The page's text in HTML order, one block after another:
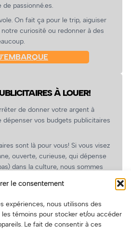
le consentement
expériences, nous utilisons des
témoins pour stocker et/ou accéder
Le fait de consentir à ces
passionné.es.
On fait ça pour le trip, aiguiser
curiosité ou redonner à des
À LOUER!
de donner votre argent à
vos budgets publicitaires
sont là pour vous! Si vous visez
ouverte, curieuse, qui dépense
dans la culture, nous sommes
spéciaux pour vous, les